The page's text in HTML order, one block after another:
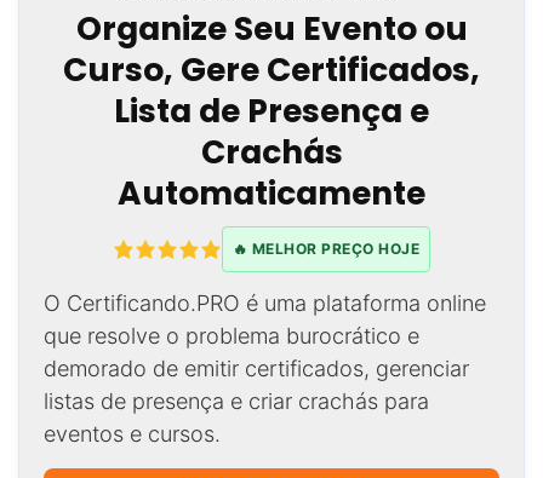
Organize Seu Evento ou
Curso, Gere Certificados,
Lista de Presença e
Crachás
Automaticamente
🔥 MELHOR PREÇO HOJE
O Certificando.PRO é uma plataforma online
que resolve o problema burocrático e
demorado de emitir certificados, gerenciar
listas de presença e criar crachás para
eventos e cursos.